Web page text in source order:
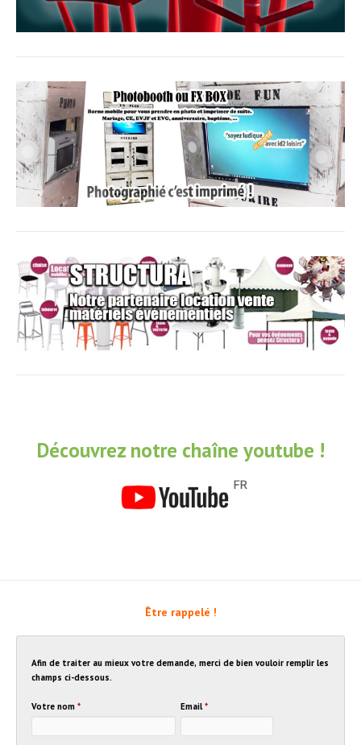
Découvrez notre chaîne youtube !
Être rappelé !
Afin de traiter au mieux votre demande, merci de bien vouloir remplir les
champs ci-dessous.
Votre nom * Email*